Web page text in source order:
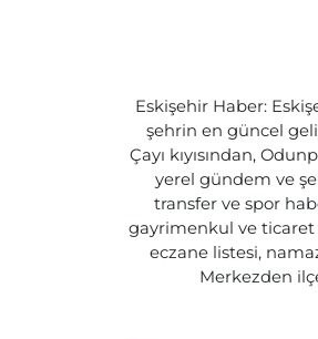
Eskişehir Haber:
şehrin en güncel
Çayı kıyısından,
yerel gündem ve
transfer ve spor
gayrimenkul ve ticaret
eczane listesi,
Merkezden